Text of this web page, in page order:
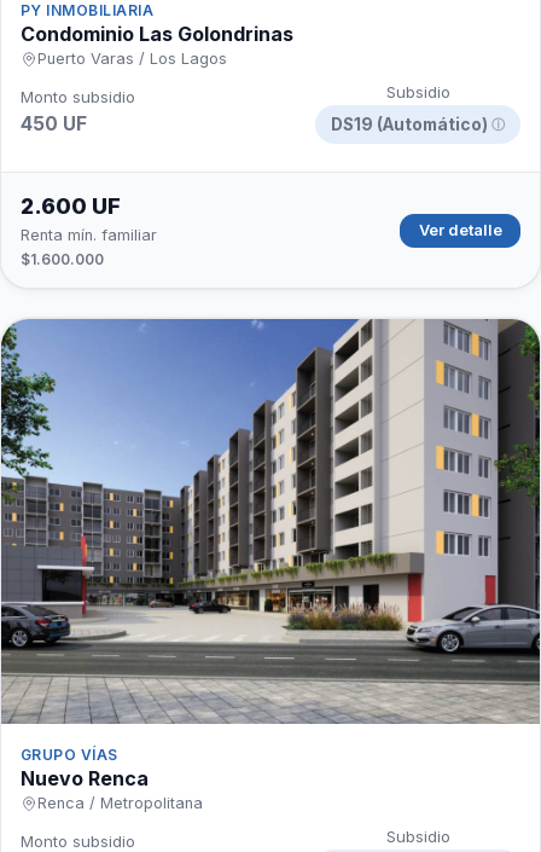
PY INMOBILIARIA
Condominio Las Golondrinas
Puerto Varas / Los Lagos
Monto subsidio
450 UF
Subsidio
DS19 (Automático) ⓘ
2.600 UF
Renta mín. familiar
$1.600.000
Ver detalle
GRUPO VÍAS
Nuevo Renca
Renca / Metropolitana
Monto subsidio
Subsidio